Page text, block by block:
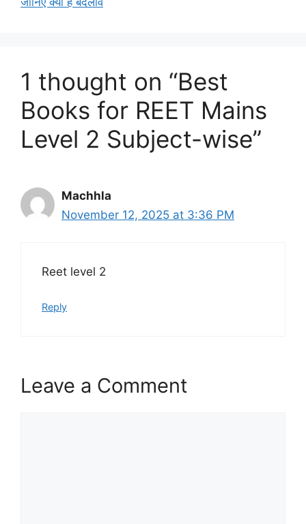
1 thought on “Best
Books for REET Mains
Level 2 Subject-wise”
Machhla
November 12, 2025 at 3:36 PM
Reet level 2
Reply
Leave a Comment